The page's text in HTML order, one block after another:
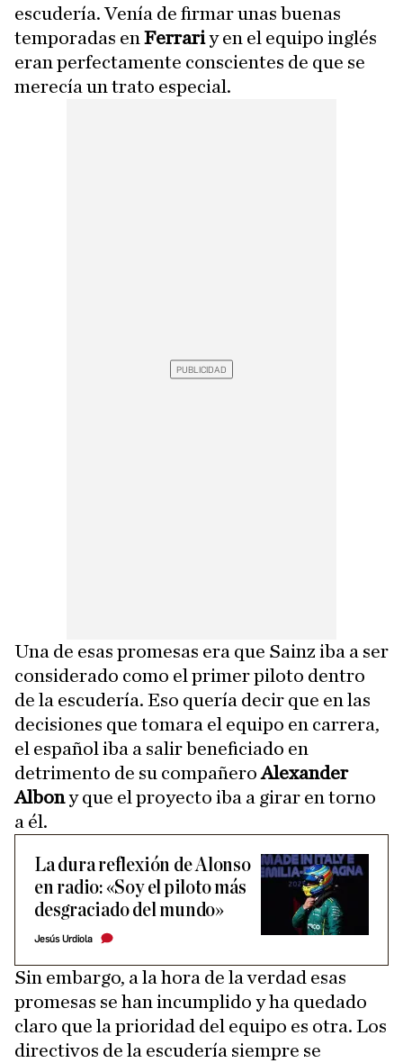
escudería. Venía de firmar unas buenas
temporadas en Ferrariy en el equipo inglés
eran perfectamente conscientes de que se
merecía un trato especial.
Una de esas promesas era que Sainz iba a ser
considerado como el primer piloto dentro
de la escudería. Eso quería decir que en las
decisiones que tomara el equipo en carrera,
el español iba a salir beneficiado en
detrimento de su compañeroAlexander
Albony que el proyecto iba a girar en torno
a él.
La dura reflexión de Alonso
en radio: «Soy el piloto más
desgraciado del mundo»
Jesús Urdiola
Sin embargo, a la hora de la verdad esas
promesas se han incumplido y ha quedado
claro que la prioridad del equipo es otra. Los
directivos de la escudería siempre se